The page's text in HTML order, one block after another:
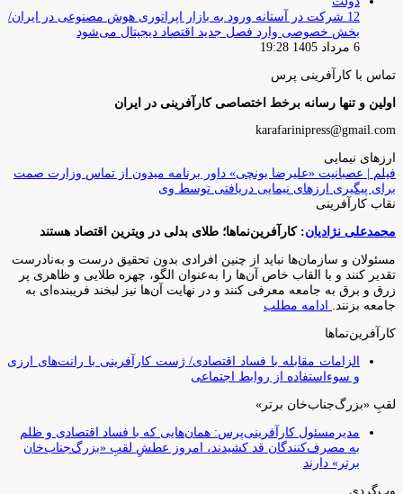
12 شرکت در آستانه ورود به بازار اپراتوری هوش مصنوعی در ایران/
بخش خصوصی وارد فصل جدید اقتصاد دیجیتال می‌شود
6 مرداد 1405 19:28
تماس با کارآفرینی پرس
اولین و تنها رسانه برخط اختصاصی کارآفرینی در ایران
karafarinipress@gmail.com
ارزهای نیمایی
فیلم | عصبانیت «علیرضا یونچی» داور برنامه میدون از تماس وزارت صمت
برای پیگیری ارزهای نیمایی دریافتی توسط وی
نقاب کارآفرینی
محمدعلی نژادیان: کارآفرین‌نماها؛ طلای بدلی در ویترین اقتصاد هستند
مسئولان و سازمان‌ها نباید از چنین افرادی بدون تحقیق درست و به‌نادرست
تقدیر کنند و با القاب خاص آ‌ن‌ها را به‌عنوان الگو، چهره طلایی و ظاهری پر
زرق و برق به جامعه معرفی کنند و در نهایت آن‌ها نیز لبخند فریبنده‌ای به
جامعه بزنند.
ادامه مطلب
کارآفرین‌نماها
الزامات مقابله با فساد اقتصادی/ ژست کارآفرینی با رانت‌های ارزی
و سوءاستفاده از روابط اجتماعی
لقبِ «بزرگ‌جناب‌خان برتر»
مدیرمسئول کارآفرینی‌پرس: همان‌هایی که با فساد اقتصادی و ظلم
به مصرف‌کنندگان قد کشیدند، امروز عطشِ لقبِ «بزرگ‌جناب‌خان
برتر» دارند
وب‌گردی